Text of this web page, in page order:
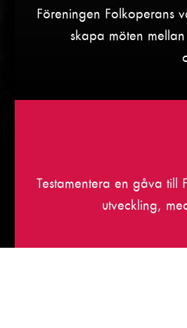
Föreningen Folkoperans
skapa möten
Testamentera en gåva till
utveckling,